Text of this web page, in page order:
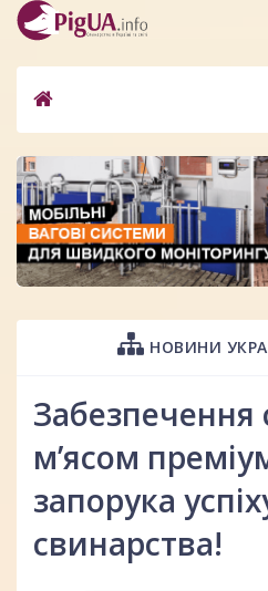
НОВИНИ
м’ясом
запорука
свинарства!